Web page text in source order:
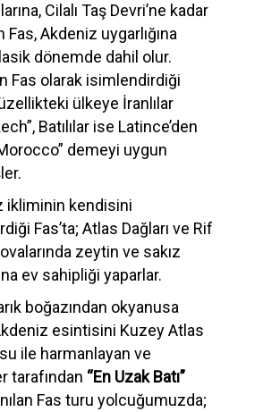
Cilalı Taş Devri’ne kadar
Fas, Akdeniz uygarlığına
dönemde dahil olur.
Fas olarak isimlendirdiği
ülkeye İranlılar
Batılılar ise Latince’den
demeyi uygun
ikliminin kendisini
Fas’ta; Atlas Dağları ve Rif
ovalarında zeytin ve sakız
ev sahipliği yaparlar.
boğazından okyanusa
esintisini Kuzey Atlas
ile harmanlayan ve
tarafından “En Uzak Batı”
Fas turu yolcuğumuzda;